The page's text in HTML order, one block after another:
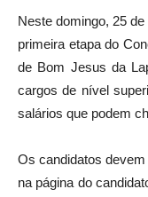
Neste domingo, 25
primeira etapa do
de Bom Jesus da
cargos de nível
salários que podem
Os candidatos
na página do